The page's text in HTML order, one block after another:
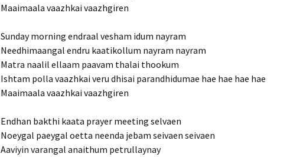
Maaimaala vaazhkai vaazhgiren
Sunday morning endraal vesham idum nayram
Needhimaangal endru kaatikollum nayram nayram
Matra naalil ellaam paavam thalai thookum
Ishtam polla vaazhkai veru dhisai parandhidumae hae hae hae hae
Maaimaala vaazhkai vaazhgiren
Endhan bakthi kaata prayer meeting selvaen
Noeygal paeygal oetta neenda jebam seivaen seivaen
Aaviyin varangal anaithum petrullaynay